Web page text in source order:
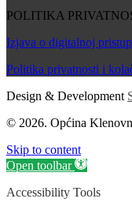
POLITIKA
Izjava o digitalnoj
Politika privatnosti i
Design & Development
© 2026. Općina
Skip to content
Open toolbar
Accessibility Tools